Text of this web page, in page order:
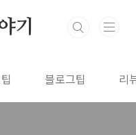
기
블로그팁 리